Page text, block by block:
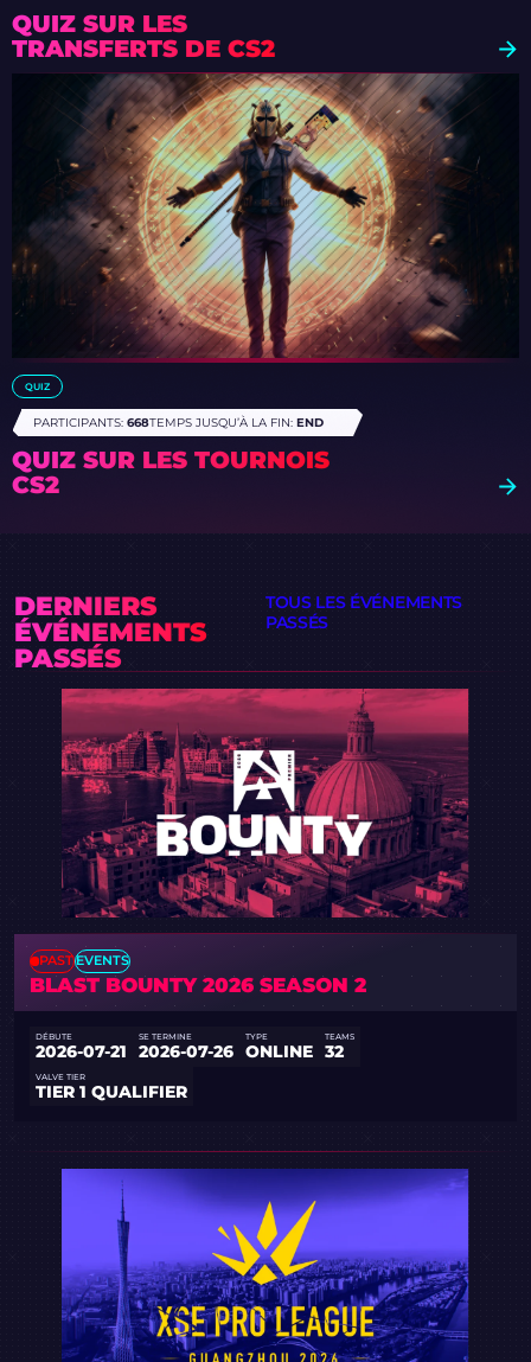
QUIZ SUR LES
TRANSFERTS DE CS2
QUIZ
PARTICIPANTS: 668TEMPS JUSQU’À LA FIN: END
QUIZ SUR LES TOURNOIS
CS2
DERNIERS
ÉVÉNEMENTS
PASSÉS
TOUS LES ÉVÉNEMENTS
PASSÉS
PASTEVENTS
BLAST BOUNTY 2026 SEASON 2
DÉBUTE
2026-07-21
SE TERMINE
2026-07-26
TYPE
ONLINE
TEAMS
32
VALVE TIER
TIER 1 QUALIFIER